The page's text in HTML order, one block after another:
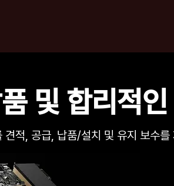
및 합리적
적, 공급, 납품/설치 및 유지 보수를